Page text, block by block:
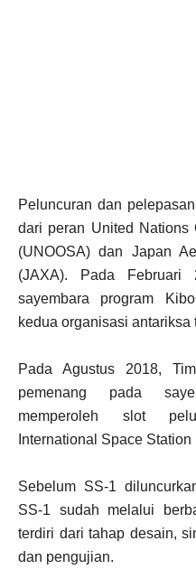
Peluncuran dan
dari peran United Nations
(UNOOSA) dan Japan
(JAXA). Pada Februari
sayembara program
kedua organisasi antariksa
Pada Agustus 2018,
pemenang pada
memperoleh slot
International Space Station
Sebelum SS-1
SS-1 sudah melalui
terdiri dari tahap desain,
dan pengujian.